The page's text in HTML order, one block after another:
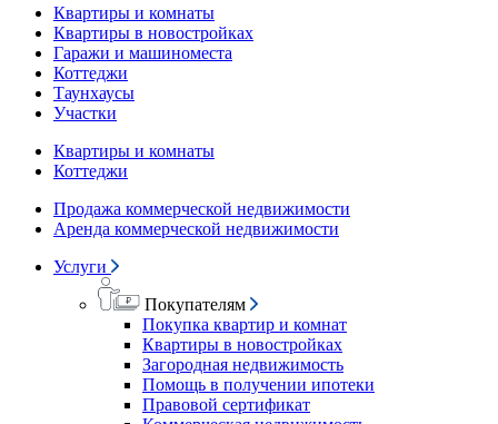
Квартиры и комнаты
Квартиры в новостройках
Гаражи и машиноместа
Коттеджи
Таунхаусы
Участки
Квартиры и комнаты
Коттеджи
Продажа коммерческой недвижимости
Аренда коммерческой недвижимости
Услуги
Покупателям
Покупка квартир и комнат
Квартиры в новостройках
Загородная недвижимость
Помощь в получении ипотеки
Правовой сертификат